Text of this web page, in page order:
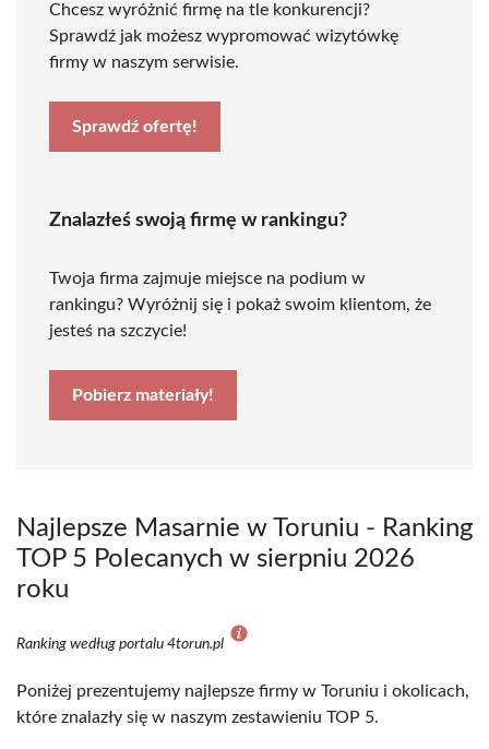
Chcesz wyróżnić firmę na tle konkurencji?
Sprawdź jak możesz wypromować wizytówkę
firmy w naszym serwisie.
Sprawdź ofertę!
Znalazłeś swoją firmę w rankingu?
Twoja firma zajmuje miejsce na podium w
rankingu? Wyróżnij się i pokaż swoim klientom, że
jesteś na szczycie!
Pobierz materiały!
Najlepsze Masarnie w Toruniu - Ranking
TOP 5 Polecanych w sierpniu 2026
roku
Ranking według portalu 4torun.pl
Poniżej prezentujemy najlepsze firmy w Toruniu i okolicach,
które znalazły się w naszym zestawieniu TOP 5.